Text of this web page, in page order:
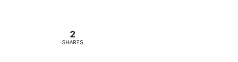
2
SHARES